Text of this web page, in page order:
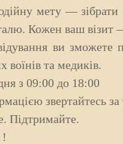
мету —
Кожен ваш візит
ви
та медиків.
з 09:00 до 18:00
звертайтесь
Підтримайте.
!